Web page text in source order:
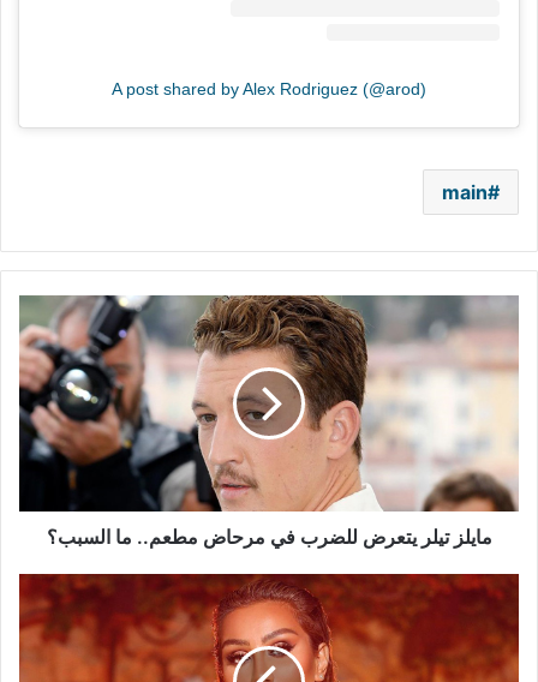
A post shared by Alex Rodriguez (@arod)
main
تيلر
للضرب
مطعم..
ما
السبب؟
مايلز تيلر يتعرض للضرب في مرحاض مطعم.. ما السبب؟
"حطالي
مايا
دياب